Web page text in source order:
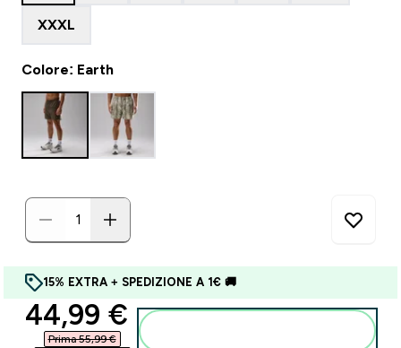
XXXL
Colore: Earth
15% EXTRA + SPEDIZIONE A 1€ 🚚
discounted price
44,99 €‎
Prima 55,99 €‎